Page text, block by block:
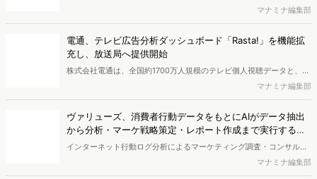
データと生活者の定性データをAIで分析し、購買行動の特徴に基づい
における生活者の意識や行動背景の把握が可能となり、リテールプロ
モーションにおけるプランニングの高速化と高精度化を実現できると
いいます。
マナミナ編集部
電通、テレビ広告分析ダッシュボード「Rasta!」を機能拡
充し、放送局へ提供開始
株式会社電通は、全国約1700万人規模のテレビ個人視聴データと、独
自の大規模生活者意識調査データを掛け合わせて、テレビ広告のデー
（Resourceful Analysis System of TV Audience：ラスタ）」の機能
を拡充し、放送局への提供を開始したことを発表しました。
マナミナ編集部
ヴァリューズ、消費者行動データをもとにAIがデータ抽出
から分析・マーケ戦略策定・レポート作成まで実行する
「Dockpit AIエージェント」を提供開始
インターネット行動ログ分析によるマーケティング調査・コンサルテ
ィングサービスを提供する株式会社ヴァリューズは、国内最大規模
マナミナ編集部